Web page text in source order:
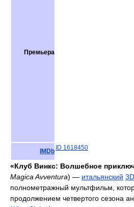
Премьера
IMDb ID 1618450
«Клуб Винкс: Волшебное
Magica Avventura) — итальянский
полнометражный мультфильм,
продолжением четвертого сезона